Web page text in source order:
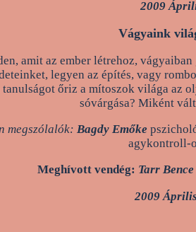
2009
Vágyaink
amit az ember létrehoz,
legyen az építés, vagy
őriz a mítoszok világa az
sóvárgása? Miként
megszólalók: Bagdy Emőke
Meghívott vendég: Tarr
2009